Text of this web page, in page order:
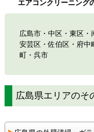
エアコンクリーニング
広島市・中区・東区・
安芸区・佐伯区・府中
町・呉市
広島県エリアのそ